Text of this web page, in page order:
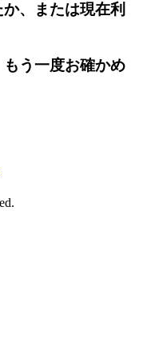
、または現在利
う一度お確かめ